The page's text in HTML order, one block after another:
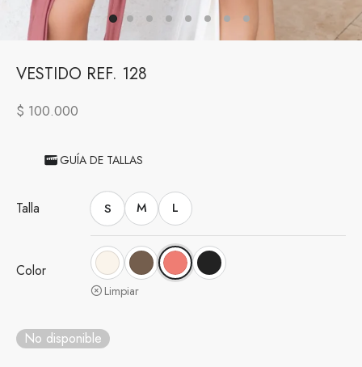
VESTIDO REF. 128
$ 100.000
GUÍA DE TALLAS
Talla S M L
Color
Limpiar
No disponible